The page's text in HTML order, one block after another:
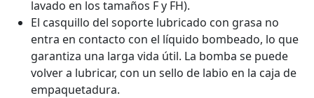
lavado en los tamaños F y FH).
El casquillo del soporte lubricado con grasa no
entra en contacto con el líquido bombeado, lo que
garantiza una larga vida útil. La bomba se puede
volver a lubricar, con un sello de labio en la caja de
empaquetadura.